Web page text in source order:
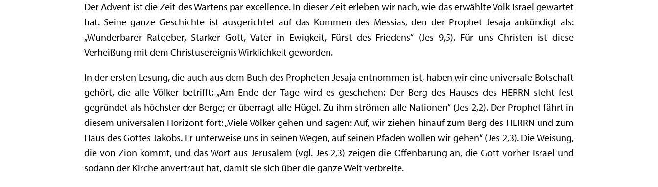
Der Advent ist die Zeit des Wartens par excellence. In dieser Zeit erleben wir nach, wie das erwählte Volk Israel gewartet
hat. Seine ganze Geschichte ist ausgerichtet auf das Kommen des Messias, den der Prophet Jesaja ankündigt als:
„Wunderbarer Ratgeber, Starker Gott, Vater in Ewigkeit, Fürst des Friedens“ (Jes 9,5). Für uns Christen ist diese
Verheißung mit dem Christusereignis Wirklichkeit geworden.
In der ersten Lesung, die auch aus dem Buch des Propheten Jesaja entnommen ist, haben wir eine universale Botschaft
gehört, die alle Völker betrifft: „Am Ende der Tage wird es geschehen: Der Berg des Hauses des HERRN steht fest
gegründet als höchster der Berge; er überragt alle Hügel. Zu ihm strömen alle Nationen“ (Jes 2,2). Der Prophet fährt in
diesem universalen Horizont fort: „Viele Völker gehen und sagen: Auf, wir ziehen hinauf zum Berg des HERRN und zum
Haus des Gottes Jakobs. Er unterweise uns in seinen Wegen, auf seinen Pfaden wollen wir gehen“ (Jes 2,3). Die Weisung,
die von Zion kommt, und das Wort aus Jerusalem (vgl. Jes 2,3) zeigen die Offenbarung an, die Gott vorher Israel und
sodann der Kirche anvertraut hat, damit sie sich über die ganze Welt verbreite.